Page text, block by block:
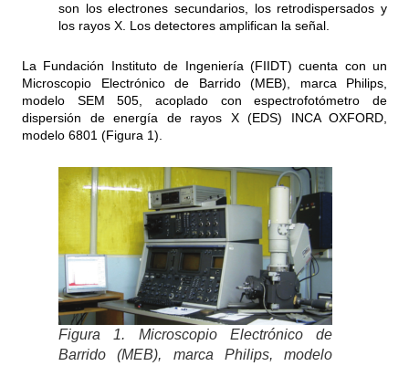
son los electrones secundarios, los retrodispersados y
los rayos X. Los detectores amplifican la señal.
La Fundación Instituto de Ingeniería (FIIDT) cuenta con un
Microscopio Electrónico de Barrido (MEB), marca Philips,
modelo SEM 505, acoplado con espectrofotómetro de
dispersión de energía de rayos X (EDS) INCA OXFORD,
modelo 6801 (Figura 1).
Figura 1. Microscopio Electrónico de
Barrido (MEB), marca Philips, modelo